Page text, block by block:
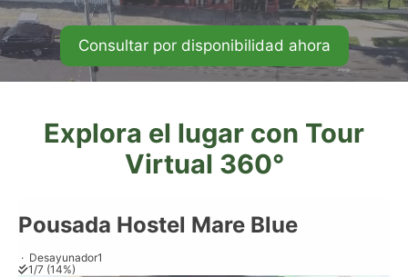
Consultar por disponibilidad ahora
Explora el lugar con Tour
Virtual 360°